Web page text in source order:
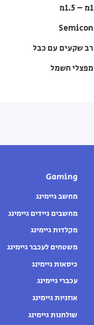
1מ – 1.5מ
Semicon
רב שקעים עם כבל
מפצלי חשמל
Gaming
מחשב גיימינג
מחשבים ניידים גיימינג
מקלדות גיימינג
משטחים לעכבר גיימינג
כיסאות גיימינג
עכברי גיימינג
אוזניות גיימינג
שולחנות גיימינג